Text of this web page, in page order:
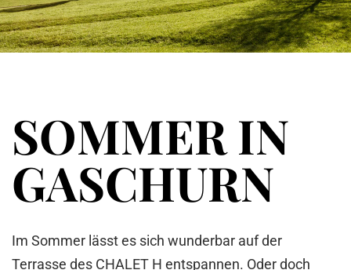
SOMMER IN
GASCHURN
Im Sommer lässt es sich wunderbar auf der
Terrasse des CHALET H entspannen. Oder doch